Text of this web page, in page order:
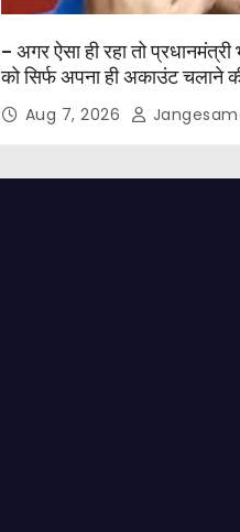
– अगर ऐसा ही रहा तो प्रधानमंत्री
को सिर्फ अपना ही अकाउंट चलाने
– केजरीवाल
Aug 7, 2026